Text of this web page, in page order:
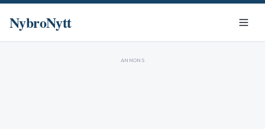
NybroNytt
ANNONS